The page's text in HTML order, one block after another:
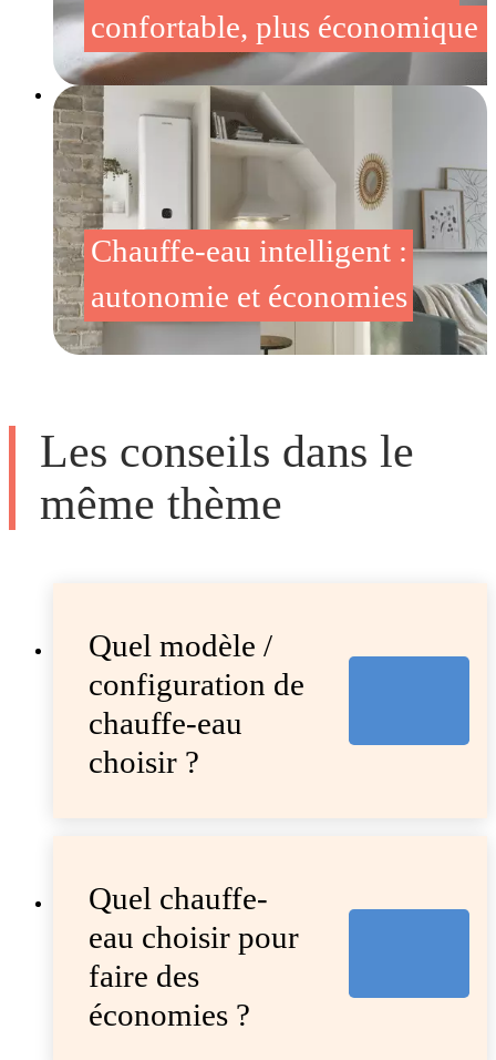
confortable, plus économique !
Chauffe-eau intelligent :
autonomie et économies
Les conseils dans le
même thème
Quel modèle /
configuration de
chauffe-eau
choisir ?
Quel chauffe-
eau choisir pour
faire des
économies ?